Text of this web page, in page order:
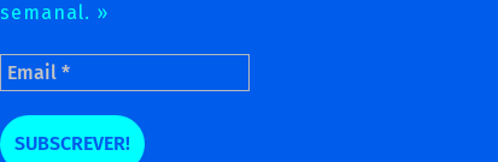
semanal. »